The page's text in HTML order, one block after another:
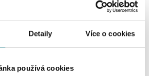
Detaily Více o cookies
používá cookies
Slovensko
Praha 5 - Anděl